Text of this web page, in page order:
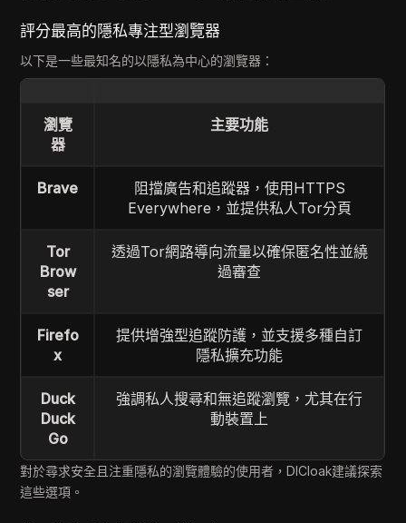
評分最高的隱私專注型瀏覽器
以下是一些最知名的以隱私為中心的瀏覽器：
瀏覽
器
主要功能
Brave
阻擋廣告和追蹤器，使用HTTPS
Everywhere，並提供私人Tor分頁
Tor
Brow
ser
透過Tor網路導向流量以確保匿名性並繞
過審查
Firefo
x
提供增強型追蹤防護，並支援多種自訂
隱私擴充功能
Duck
Duck
Go
強調私人搜尋和無追蹤瀏覽，尤其在行
動裝置上
對於尋求安全且注重隱私的瀏覽體驗的使用者，DICloak建議探索
這些選項。